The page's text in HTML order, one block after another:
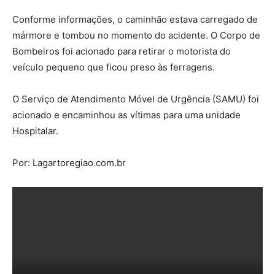
Conforme informações, o caminhão estava carregado de
mármore e tombou no momento do acidente. O Corpo de
Bombeiros foi acionado para retirar o motorista do
veículo pequeno que ficou preso às ferragens.
O Serviço de Atendimento Móvel de Urgência (SAMU) foi
acionado e encaminhou as vítimas para uma unidade
Hospitalar.
Por: Lagartoregiao.com.br